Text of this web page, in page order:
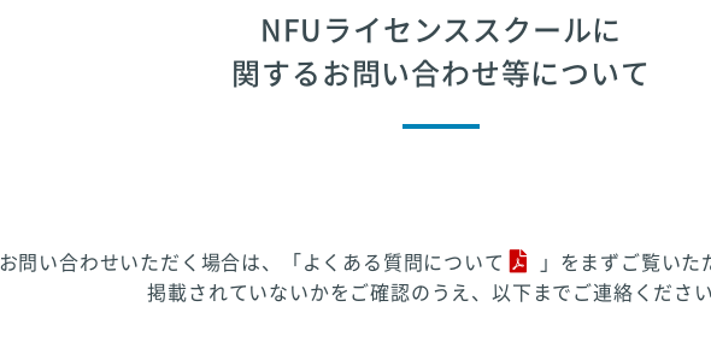
NFUライセンススクールに
関するお問い合わせ等について
お問い合わせいただく場合は、「 よくある質問について
」をまずご覧いた
掲載されていないかをご確認のうえ、以下までご連絡ください